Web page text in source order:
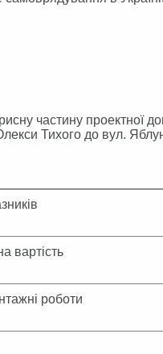
частину проектної
Тихого до вул.
вартість
роботи